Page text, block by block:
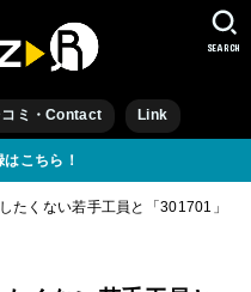
コミ・Contact Link
SEARCH
こちら！
たくない若手工員と「301701」